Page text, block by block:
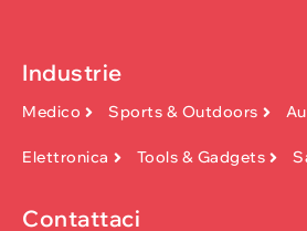
Industrie
Medico Sports & Outdoors
Elettronica Tools & Gadgets
Contattaci